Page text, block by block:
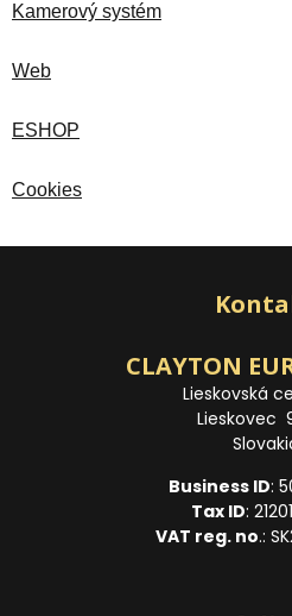
Kamerový systém
Web
ESHOP
Cookies
CLAYTON
Lieskovská
Lieskovec
Business ID:
Tax ID:
VAT reg. no.: